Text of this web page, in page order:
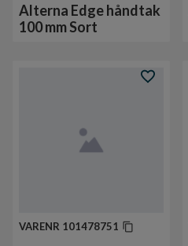
Alterna Edge håndtak
100 mm Sort
VARENR 101478751